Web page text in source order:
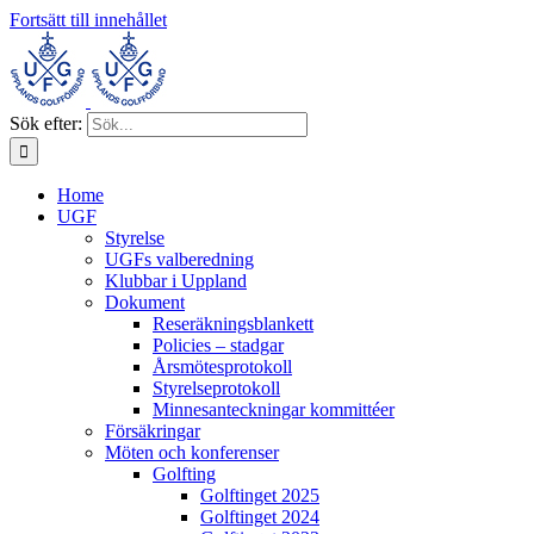
Fortsätt till innehållet
Sök efter:
Home
UGF
Styrelse
UGFs valberedning
Klubbar i Uppland
Dokument
Reseräkningsblankett
Policies – stadgar
Årsmötesprotokoll
Styrelseprotokoll
Minnesanteckningar kommittéer
Försäkringar
Möten och konferenser
Golfting
Golftinget 2025
Golftinget 2024